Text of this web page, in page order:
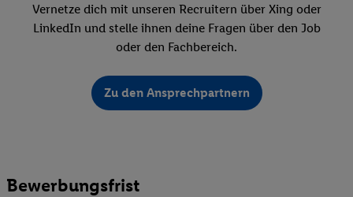
Vernetze dich mit unseren Recruitern über Xing oder
LinkedIn und stelle ihnen deine Fragen über den Job
oder den Fachbereich.
Zu den Ansprechpartnern
Bewerbungsfrist